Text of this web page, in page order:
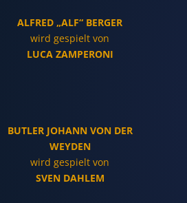
ALFRED „ALF“ BERGER
wird gespielt von
LUCA ZAMPERONI
BUTLER JOHANN VON DER
WEYDEN
wird gespielt von
SVEN DAHLEM